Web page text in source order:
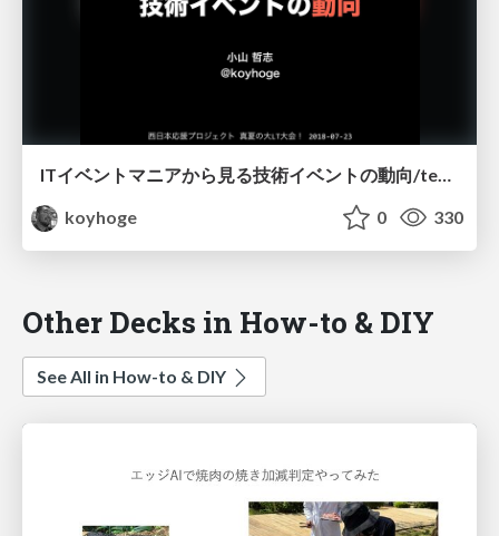
ITイベントマニアから見る技術イベントの動向/techevent
koyhoge
0 330
Other Decks in How-to & DIY
See All in How-to & DIY